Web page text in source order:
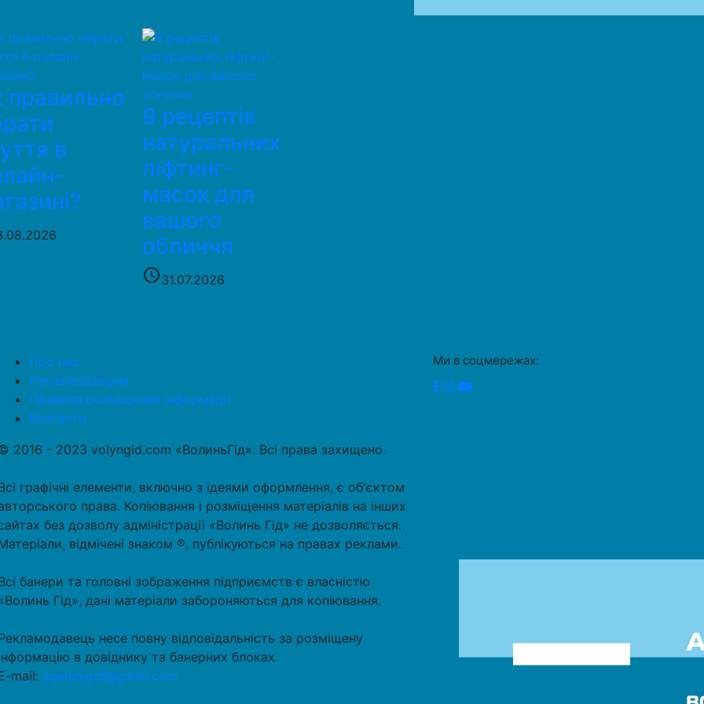
правильно
в
9 рецептів
натуральних
ліфтинг-
масок для
вашого
обличчя
access_time31.07.2026
Про нас
Рекламодавцям
Правила розміщення інформації
Контакти
2016 - 2023 volyngid.com «ВолиньГід». Всі права захищено.
графічні елементи, включно з ідеями оформлення, є об'єктом
права. Копіювання і розміщення матеріалів на інших
без дозволу адміністрації «Волинь Гід» не дозволяється.
відмічені знаком ℗, публікуються на правах реклами.
банери та головні зображення підприємств є власністю
Гід», дані матеріали забороняються для копіювання.
несе повну відповідальність за розміщену
в довіднику та банерних блоках.
mail: agencygid@gmail.com
Ми в соцмережах: